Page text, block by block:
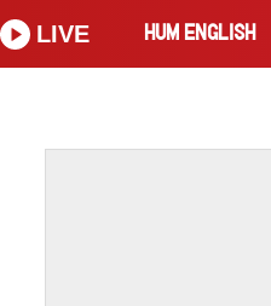
HUM ENGLISH
LIVE